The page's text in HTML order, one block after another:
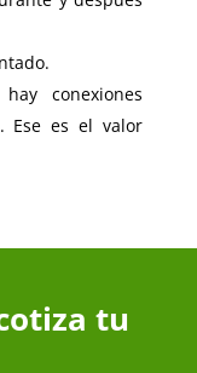
conexiones
Ese es el valor
tu